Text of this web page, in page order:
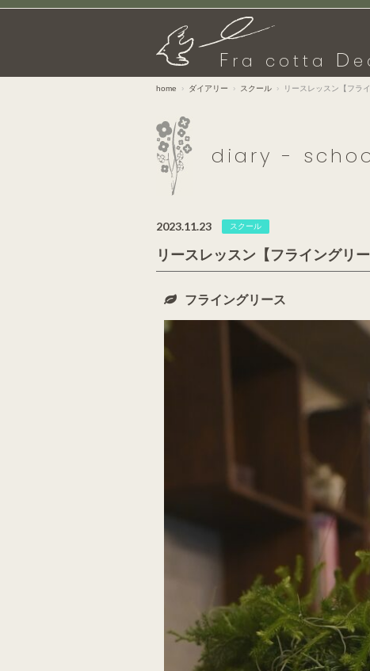
F ra cotta D
home ダイアリー スクール リースレッスン【フラ
diary -
2023.11.23 スクール
リースレッスン【フライングリー
フライングリース